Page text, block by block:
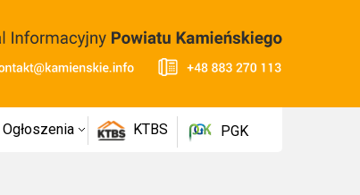
Ogłoszenia KTBS PGK